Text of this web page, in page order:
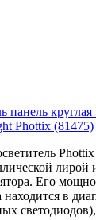
панель
Phottix (81475)
лирой
Его
находится в